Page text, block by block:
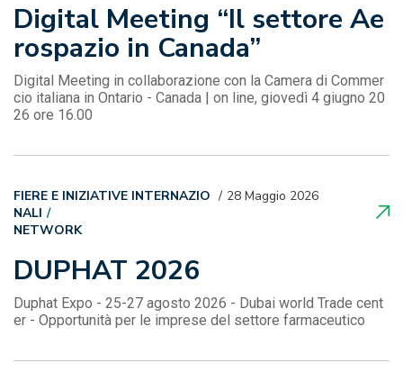
Digital Meeting “Il settore Ae
rospazio in Canada”
Digital Meeting in collaborazione con la Camera di Commer
cio italiana in Ontario - Canada | on line, giovedì 4 giugno 20
26 ore 16.00
DUPHAT 2026
28 Maggio 2026
FIERE E INIZIATIVE INTERNAZIO
NALI
NETWORK
Duphat Expo - 25-27 agosto 2026 - Dubai world Trade cent
er - Opportunità per le imprese del settore farmaceutico